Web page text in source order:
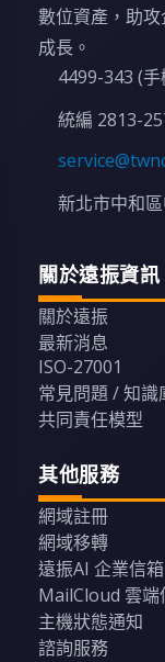
數位資產，助
成長。
4499-343 (
統編 2813-
新北市中和
關於遠振資訊
關於遠振
最新消息
ISO-27001
常見問題 / 知識
共同責任模型
其他服務
網域註冊
網域移轉
遠振AI 企業信箱
MailCloud 雲端
主機狀態通知
諮詢服務